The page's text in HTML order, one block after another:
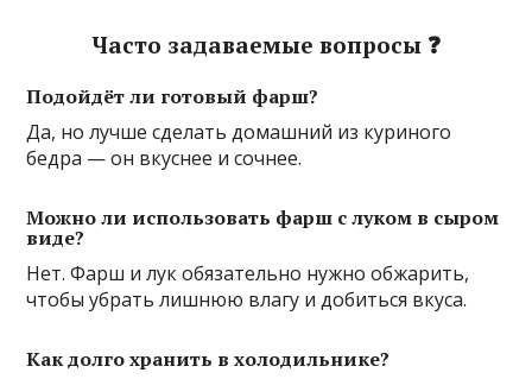
Часто задаваемые вопросы ❓
Подойдёт ли готовый фарш?
Да, но лучше сделать домашний из куриного
бедра — он вкуснее и сочнее.
Можно ли использовать фарш с луком в сыром
виде?
Нет. Фарш и лук обязательно нужно обжарить,
чтобы убрать лишнюю влагу и добиться вкуса.
Как долго хранить в холодильнике?